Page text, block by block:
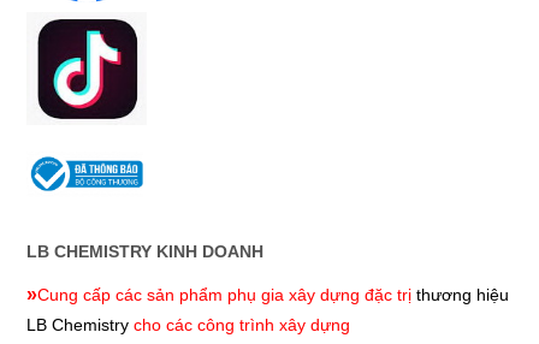
LB CHEMISTRY KINH DOANH
»Cung cấp các sản phẩm phụ gia xây dựng đặc trị thương hiệu
LB Chemistrycho các công trình xây dựng